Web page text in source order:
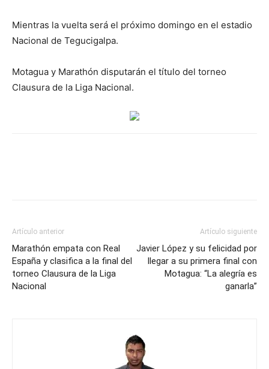
Mientras la vuelta será el próximo domingo en el estadio
Nacional de Tegucigalpa.
Motagua y Marathón disputarán el título del torneo
Clausura de la Liga Nacional.
Artículo anterior
Marathón empata con Real
España y clasifica a la final del
torneo Clausura de la Liga
Nacional
Artículo siguiente
Javier López y su felicidad por
llegar a su primera final con
Motagua: “La alegría es
ganarla”